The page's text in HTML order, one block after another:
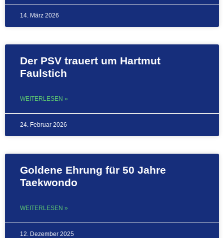
14. März 2026
Der PSV trauert um Hartmut
Faulstich
WEITERLESEN »
24. Februar 2026
Goldene Ehrung für 50 Jahre
Taekwondo
WEITERLESEN »
12. Dezember 2025